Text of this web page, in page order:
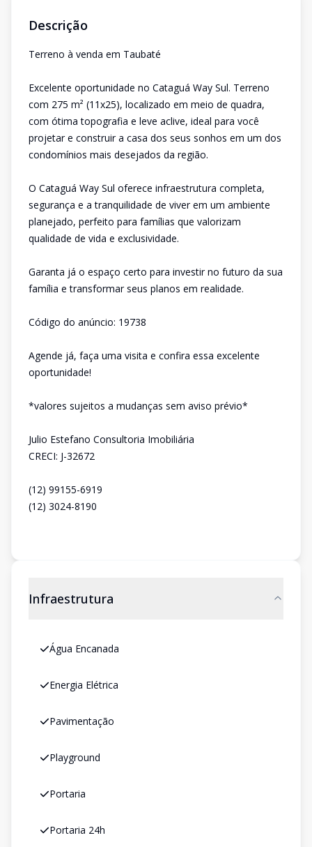
Descrição
Terreno à venda em Taubaté
Excelente oportunidade no Cataguá Way Sul. Terreno
com 275 m² (11x25), localizado em meio de quadra,
com ótima topografia e leve aclive, ideal para você
projetar e construir a casa dos seus sonhos em um dos
condomínios mais desejados da região.
O Cataguá Way Sul oferece infraestrutura completa,
segurança e a tranquilidade de viver em um ambiente
planejado, perfeito para famílias que valorizam
qualidade de vida e exclusividade.
Garanta já o espaço certo para investir no futuro da sua
família e transformar seus planos em realidade.
Código do anúncio: 19738
Agende já, faça uma visita e confira essa excelente
oportunidade!
*valores sujeitos a mudanças sem aviso prévio*
Julio Estefano Consultoria Imobiliária
CRECI: J-32672
(12) 99155-6919
(12) 3024-8190
Infraestrutura
Água Encanada
Energia Elétrica
Pavimentação
Playground
Portaria
Portaria 24h